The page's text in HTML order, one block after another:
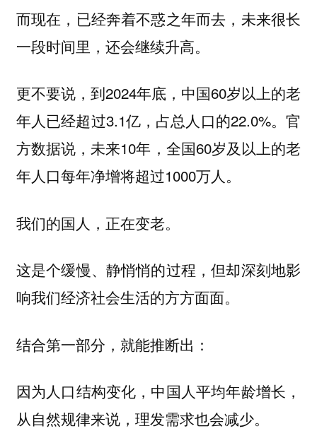
而现在，已经奔着不惑之年而去，未来很长
一段时间里，还会继续升高。
更不要说，到2024年底，中国60岁以上的老
年人已经超过3.1亿，占总人口的22.0%。官
方数据说，未来10年，全国60岁及以上的老
年人口每年净增将超过1000万人。
我们的国人，正在变老。
这是个缓慢、静悄悄的过程，但却深刻地影
响我们经济社会生活的方方面面。
结合第一部分，就能推断出：
因为人口结构变化，中国人平均年龄增长，
从自然规律来说，理发需求也会减少。